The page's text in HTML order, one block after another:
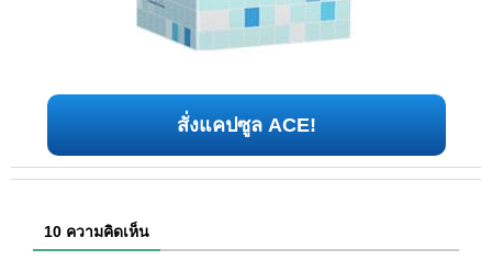
สั่งแคปซูล ACE!
10 ความคิดเห็น